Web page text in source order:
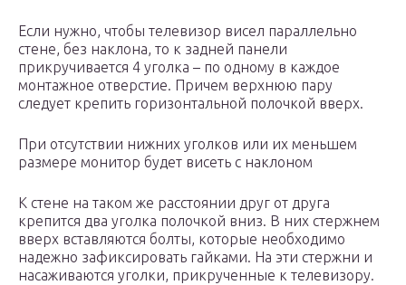
Если нужно, чтобы телевизор висел параллельно
стене, без наклона, то к задней панели
прикручивается 4 уголка – по одному в каждое
монтажное отверстие. Причем верхнюю пару
следует крепить горизонтальной полочкой вверх.
При отсутствии нижних уголков или их меньшем
размере монитор будет висеть с наклоном
К стене на таком же расстоянии друг от друга
крепится два уголка полочкой вниз. В них стержнем
вверх вставляются болты, которые необходимо
надежно зафиксировать гайками. На эти стержни и
насаживаются уголки, прикрученные к телевизору.